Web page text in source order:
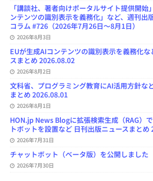
「講談社、著者向けポータルサイト提供開始
ンテンツの識別表示を義務化」など、週刊出
コラム #726（2026年7月26日～8月1日）
2026年8月3日
EUが生成AIコンテンツの識別表示を義務化
スまとめ 2026.08.02
2026年8月2日
文科省、プログラミング教育にAI活用方針な
まとめ 2026.08.01
2026年8月1日
HON.jp News Blogに拡張検索生成（RAG）
トボットを設置など 日刊出版ニュースまとめ
2026年7月31日
チャットボット（ベータ版）を公開しました
2026年7月30日